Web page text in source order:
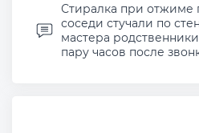
Стиралка при отжиме
соседи стучали по
мастера
пару часов после